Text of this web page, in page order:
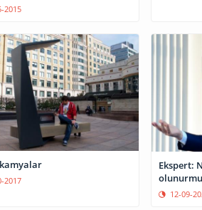
2015
2017
Ekspert:
12-09-